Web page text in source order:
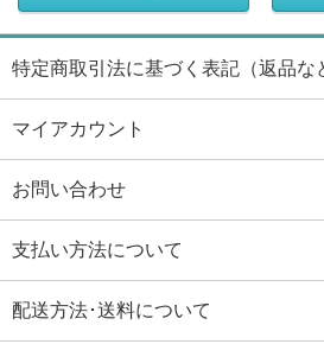
特定商取引法に基づく表記（返品な
マイアカウント
お問い合わせ
支払い方法について
配送方法･送料について